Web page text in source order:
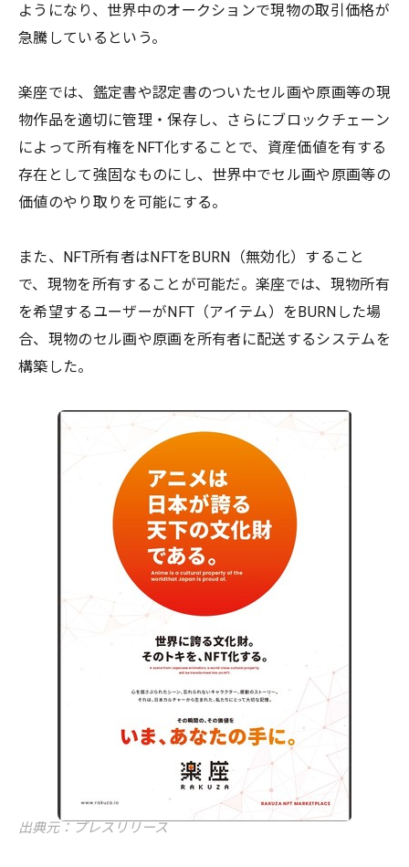
ようになり、世界中のオークションで現物の取引価格が
急騰しているという。
楽座では、鑑定書や認定書のついたセル画や原画等の現
物作品を適切に管理・保存し、さらにブロックチェーン
によって所有権をNFT化することで、資産価値を有する
存在として強固なものにし、世界中でセル画や原画等の
価値のやり取りを可能にする。
また、NFT所有者はNFTをBURN（無効化）すること
で、現物を所有することが可能だ。楽座では、現物所有
を希望するユーザーがNFT（アイテム）をBURNした場
合、現物のセル画や原画を所有者に配送するシステムを
構築した。
出典元：プレスリリース